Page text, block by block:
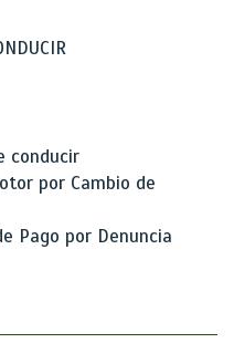
conducir
por Cambio de
Pago por Denuncia